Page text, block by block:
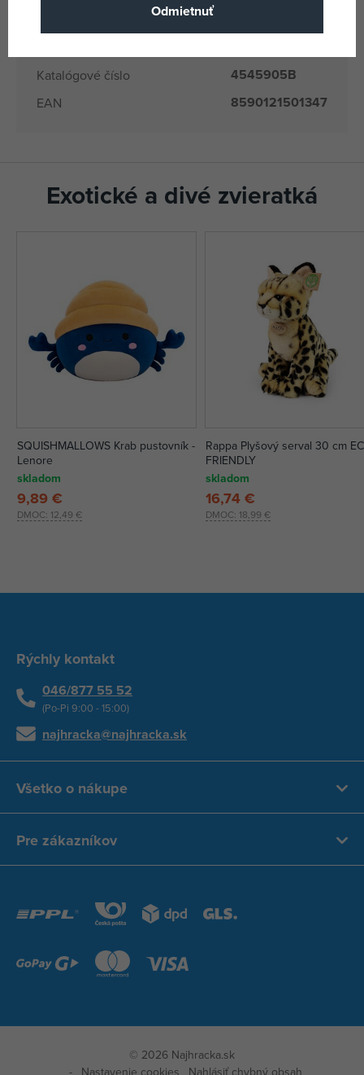
Výrobca / Dodávateľ
Katalógové číslo 4545905B
EAN 8590121501347
Exotické a divé zvieratká
SQUISHMALLOWS Krab pustovník -
Lenore
skladom
DMOC: 12,49 €
9,89 €
Rappa Plyšový serval 30 cm
FRIENDLY
skladom
DMOC: 18,99 €
16,74 €
Rýchly kontakt
046/877 55 52
(Po-Pi 9:00 - 15:00)
najhracka@najhracka.sk
Všetko o nákupe
Pre zákazníkov
© 2026 Najhracka.sk
Odmietnuť